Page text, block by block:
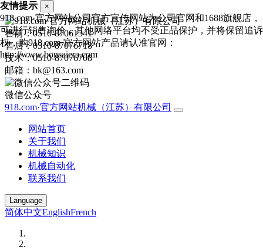
售前：0510-87061341
售后：0510-87076718
技术：0510-87076708
邮箱：bk@163.com
微信公众号
918.com·官方网站机械（江苏）有限公司
网站首页
关于我们
机械知识
机械自动化
联系我们
Language
简体中文EnglishFrench
友情提示 ×
918.com·官方网站公司官方宣传网站为公司官网和1688旗舰店，
可进行销售询价，其他网络平台均不受正品保护，并将保留追诉
权，购918.com·官方网站产品请认准官网：
http://www.bonsaiera.com